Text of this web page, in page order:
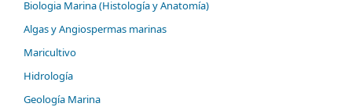
Biologia Marina (Histología y Anatomía)
Algas y Angiospermas marinas
Maricultivo
Hidrología
Geología Marina